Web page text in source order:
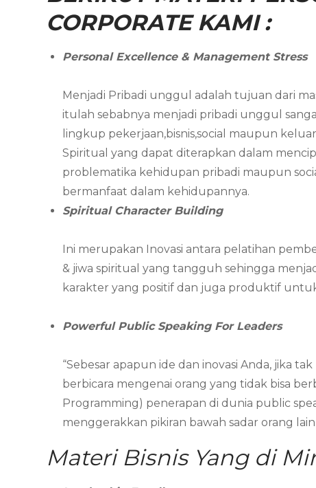
CORPORATE KAMI :
Personal Excellence & Management Stress
Menjadi Pribadi unggul adalah tujuan dari
itulah sebabnya menjadi pribadi unggul
lingkup pekerjaan,bisnis,social maupun
Spiritual yang dapat diterapkan dalam
problematika kehidupan pribadi maupun
bermanfaat dalam kehidupannya.
Spiritual Character Building
Ini merupakan Inovasi antara pelatihan
& jiwa spiritual yang tangguh sehingga
karakter yang positif dan juga produktif
Powerful Public Speaking For Leaders
“Sebesar apapun ide dan inovasi Anda, jika
berbicara mengenai orang yang tidak bisa
Programming) penerapan di dunia public
menggerakkan pikiran bawah sadar orang
Materi Bisnis Yang di